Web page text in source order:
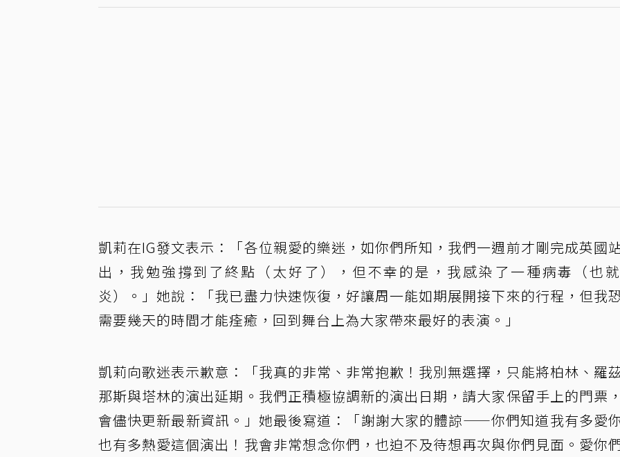
凱莉在IG發文表示：「各位親愛的樂迷，如你們所知，我們一週前才剛完成英國
出，我勉強撐到了終點（太好了），但不幸的是，我感染了一種病毒（也
炎）。」她說：「我已盡力快速恢復，好讓周一能如期展開接下來的行程，但我
需要幾天的時間才能痊癒，回到舞台上為大家帶來最好的表演。」
凱莉向歌迷表示歉意：「我真的非常、非常抱歉！我別無選擇，只能將柏林、羅
那斯與塔林的演出延期。我們正積極協調新的演出日期，請大家保留手上的門票
會儘快更新最新資訊。」她最後寫道：「謝謝大家的體諒——你們知道我有多愛
也有多熱愛這個演出！我會非常想念你們，也迫不及待想再次與你們見面。愛你